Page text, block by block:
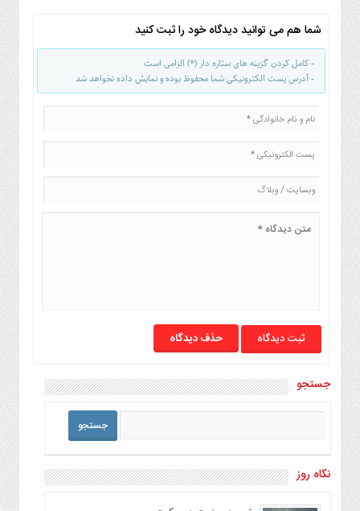
روز
شما هم می توانید دیدگاه خود را ثبت کنید
- کامل کردن گزینه های ستاره دار (*) الزامی است
- آدرس پست الکترونیکی شما محفوظ بوده و نمایش داده نخواهد شد
حذف دیدگاه
جستجو
نگاه روز